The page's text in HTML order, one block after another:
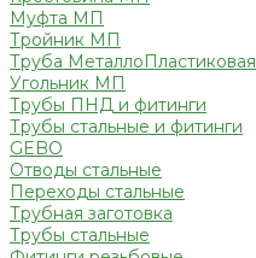
Муфта МП
Тройник МП
Труба МеталлоПластиковая
Угольник МП
Трубы ПНД и фитинги
Трубы стальные и фитинги
GEBO
Отводы стальные
Переходы стальные
Трубная заготовка
Трубы стальные